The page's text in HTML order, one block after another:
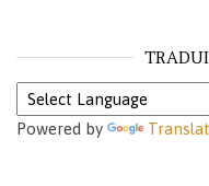
Powered by